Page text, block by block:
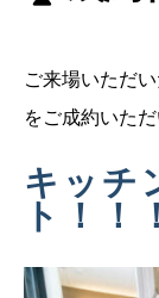
ご来場いただ
をご成約いた
キッチ
ト！！！